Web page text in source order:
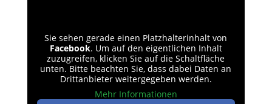
Sie sehen gerade einen Platzhalterinhalt von
Facebook. Um auf den eigentlichen Inhalt
zuzugreifen, klicken Sie auf die Schaltfläche
unten. Bitte beachten Sie, dass dabei Daten an
Drittanbieter weitergegeben werden.
Mehr Informationen